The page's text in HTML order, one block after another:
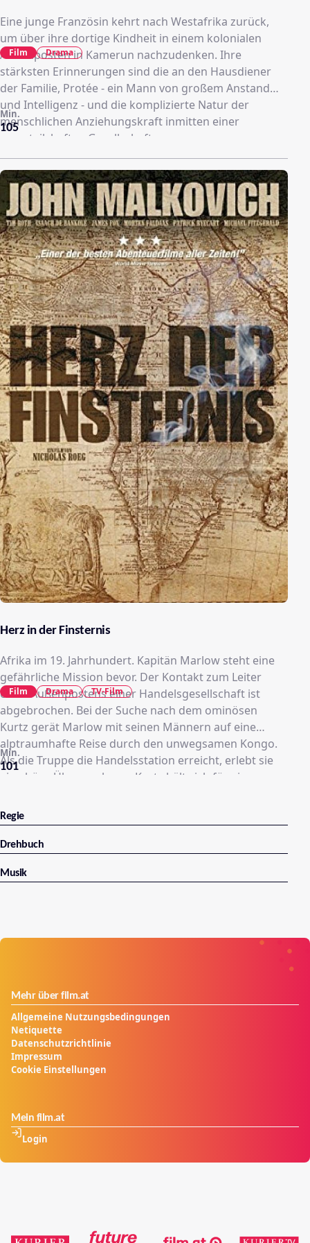
Eine junge Französin kehrt nach Westafrika zurück,
um über ihre dortige Kindheit in einem kolonialen
Außenposten in Kamerun nachzudenken. Ihre
stärksten Erinnerungen sind die an den Hausdiener
der Familie, Protée - ein Mann von großem Anstand
und Intelligenz - und die komplizierte Natur der
menschlichen Anziehungskraft inmitten einer
vorurteilshaften Gesellschaft.
105
Min.
Film Drama
Herz in der Finsternis
Afrika im 19. Jahrhundert. Kapitän Marlow steht eine
gefährliche Mission bevor. Der Kontakt zum Leiter
eines Außenpostens einer Handelsgesellschaft ist
abgebrochen. Bei der Suche nach dem ominösen
Kurtz gerät Marlow mit seinen Männern auf eine
alptraumhafte Reise durch den unwegsamen Kongo.
Als die Truppe die Handelsstation erreicht, erlebt sie
eine böse Überraschung: Kurtz hält sich für eine
Eingeborenen...
101
Min.
Film Drama TV-Film
Regie
Drehbuch
Musik
Mehr über film.at
Allgemeine Nutzungsbedingungen
Netiquette
Datenschutzrichtlinie
Impressum
Cookie Einstellungen
Mein film.at
Login